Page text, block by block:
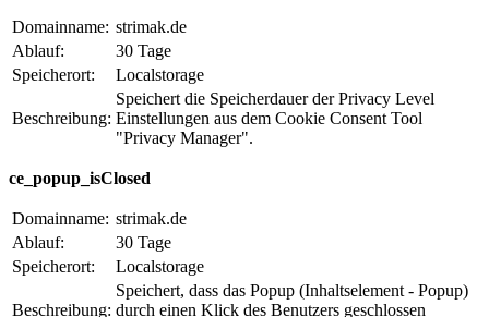
Domainname: strimak.de
Ablauf:
30 Tage
Speicherort:
Localstorage
Beschreibung:
Speichert die Speicherdauer der Privacy Level
Einstellungen aus dem Cookie Consent Tool
"Privacy Manager".
ce_popup_isClosed
Domainname: strimak.de
Ablauf:
30 Tage
Speicherort:
Localstorage
Beschreibung:
Speichert, dass das Popup (Inhaltselement - Popup)
durch einen Klick des Benutzers geschlossen